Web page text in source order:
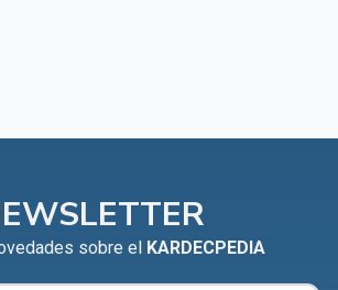
sobre el KARDECPEDIA